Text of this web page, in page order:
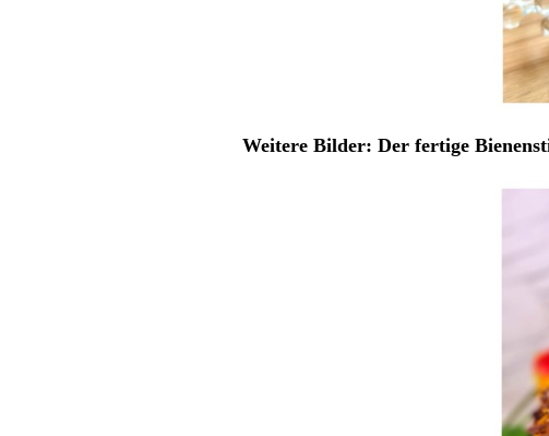
Weitere Bilder: Der fertige